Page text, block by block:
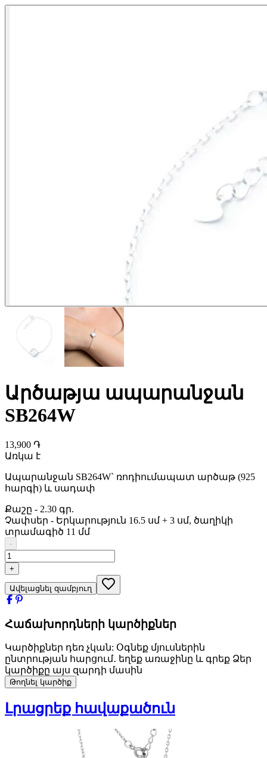
Արծաթյա ապարանջան
SB264W
13,900 ֏
Առկա է
Ապարանջան SB264W` ռոդիումապատ արծաթ (925
հարգի) և սադափ
Քաշը - 2.30 գր.
Չափսեր - Երկարություն 16.5 սմ + 3 սմ, ծաղիկի
տրամագիծ 11 մմ
-
+
Ավելացնել զամբյուղ
Հաճախորդների կարծիքներ
Կարծիքներ դեռ չկան: Օգնեք մյուսներին
ընտրության հարցում․ եղեք առաջինը և գրեք Ձեր
կարծիքը այս զարդի մասին
Թողնել կարծիք
Լրացրեք հավաքածուն